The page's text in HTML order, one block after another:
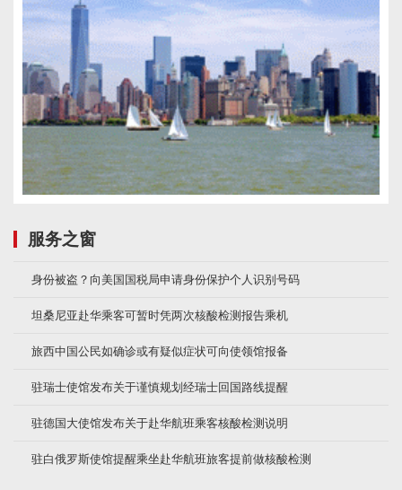
服务之窗
身份被盗？向美国国税局申请身份保护个人识别号码
坦桑尼亚赴华乘客可暂时凭两次核酸检测报告乘机
旅西中国公民如确诊或有疑似症状可向使领馆报备
驻瑞士使馆发布关于谨慎规划经瑞士回国路线提醒
驻德国大使馆发布关于赴华航班乘客核酸检测说明
驻白俄罗斯使馆提醒乘坐赴华航班旅客提前做核酸检测